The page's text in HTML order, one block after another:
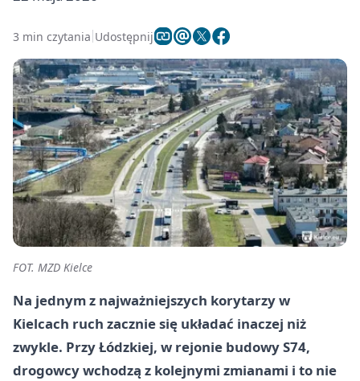
3 min czytania Udostępnij
FOT. MZD Kielce
Na jednym z najważniejszych korytarzy w
Kielcach ruch zacznie się układać inaczej niż
zwykle. Przy Łódzkiej, w rejonie budowy S74,
drogowcy wchodzą z kolejnymi zmianami i to nie